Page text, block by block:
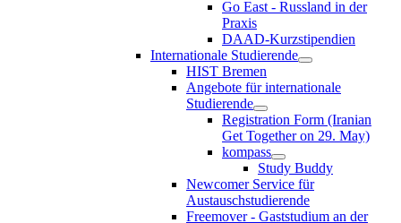
Go East - Russland in der
Praxis
DAAD-Kurzstipendien
Internationale Studierende
HIST Bremen
Angebote für internationale
Studierende
Registration Form (Iranian
Get Together on 29. May)
kompass
Study Buddy
Newcomer Service für
Austauschstudierende
Freemover - Gaststudium an der